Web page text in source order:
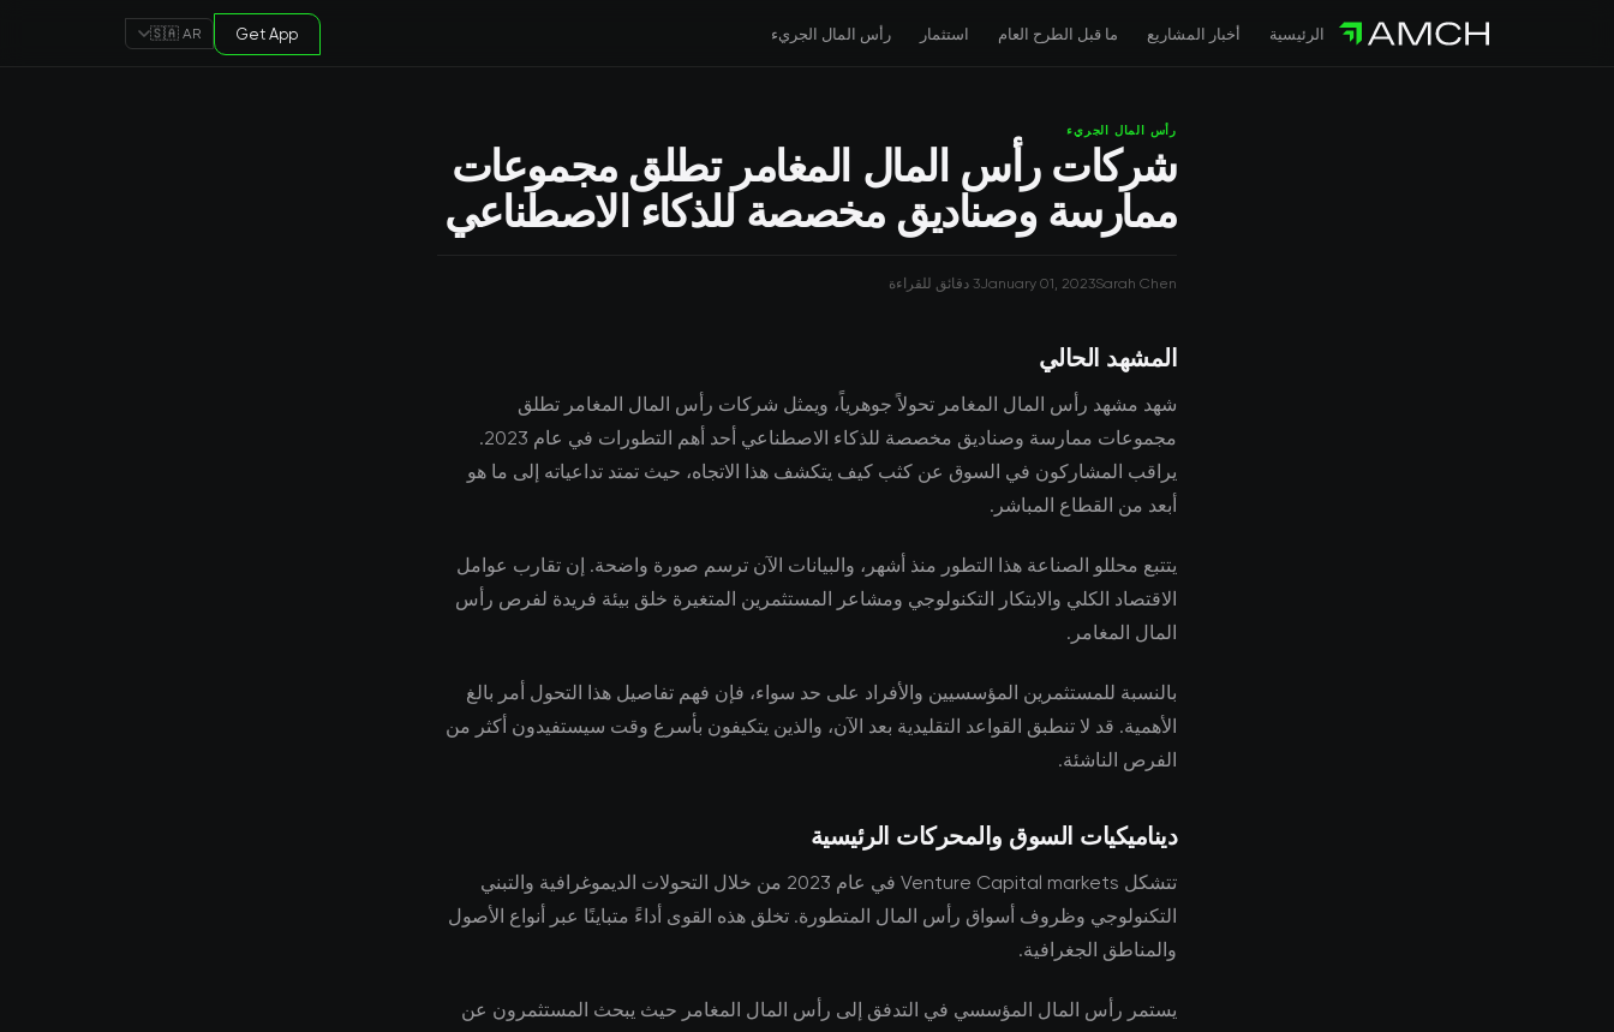
الرئيسية أخبار المشاريع ما قبل الطرح العام استثمار رأس المال الجريء 🇸🇦 AR Get App
رأس المال الجريء
شركات رأس المال المغامر تطلق مجموعات
ممارسة وصناديق مخصصة للذكاء الاصطناعي
Sarah Chen
January 01, 20233 دقائق للقراءة
المشهد الحالي
شهد مشهد رأس المال المغامر تحولاً جوهرياً، ويمثل شركات رأس المال المغامر تطلق
مجموعات ممارسة وصناديق مخصصة للذكاء الاصطناعي أحد أهم التطورات في عام 2023.
يراقب المشاركون في السوق عن كثب كيف يتكشف هذا الاتجاه، حيث تمتد تداعياته إلى ما هو
أبعد من القطاع المباشر.
يتتبع محللو الصناعة هذا التطور منذ أشهر، والبيانات الآن ترسم صورة واضحة. إن تقارب عوامل
الاقتصاد الكلي والابتكار التكنولوجي ومشاعر المستثمرين المتغيرة خلق بيئة فريدة لفرص رأس
المال المغامر.
بالنسبة للمستثمرين المؤسسيين والأفراد على حد سواء، فإن فهم تفاصيل هذا التحول أمر بالغ
الأهمية. قد لا تنطبق القواعد التقليدية بعد الآن، والذين يتكيفون بأسرع وقت سيستفيدون أكثر من
الفرص الناشئة.
ديناميكيات السوق والمحركات الرئيسية
تتشكل Venture Capital markets في عام 2023 من خلال التحولات الديموغرافية والتبني
التكنولوجي وظروف أسواق رأس المال المتطورة. تخلق هذه القوى أداءً متباينًا عبر أنواع الأصول
والمناطق الجغرافية.
يستمر رأس المال المؤسسي في التدفق إلى رأس المال المغامر حيث يبحث المستثمرون عن